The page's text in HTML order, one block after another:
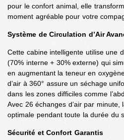
pour le confort animal, elle
moment agréable pour votre
Système de Circulation d’Air
Cette cabine intelligente utilise une
(70% interne + 30% externe) qui
en augmentant la teneur en
d’air à 360° assure un séchage
dans les zones difficiles comme
Avec 26 échanges d’air par minute,
optimale pendant toute la durée du
Sécurité et Confort Garantis